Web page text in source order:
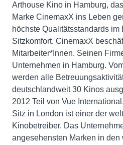
Arthouse Kino in Hamburg,
Marke CinemaxX ins Leben
höchste Qualitätsstandards im
Sitzkomfort. CinemaxX
Mitarbeiter*Innen. Seinen
Unternehmen in Hamburg.
werden alle
deutschlandweit 30 Kinos
2012 Teil von Vue
Sitz in London ist einer der
Kinobetreiber. Das
angesehensten Marken in